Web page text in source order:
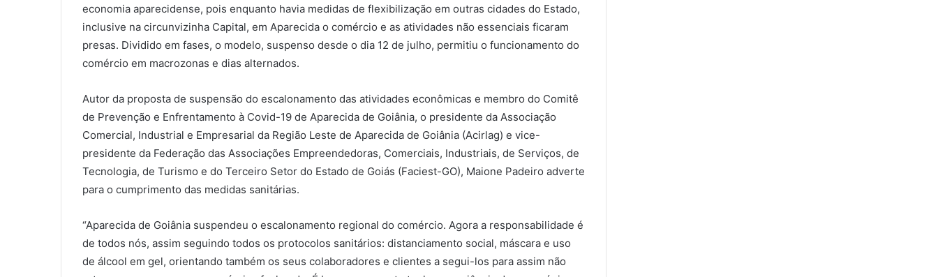
economia aparecidense, pois enquanto havia medidas de flexibilização em outras cidades do Estado,
inclusive na circunvizinha Capital, em Aparecida o comércio e as atividades não essenciais ficaram
presas. Dividido em fases, o modelo, suspenso desde o dia 12 de julho, permitiu o funcionamento do
comércio em macrozonas e dias alternados.
Autor da proposta de suspensão do escalonamento das atividades econômicas e membro do Comitê
de Prevenção e Enfrentamento à Covid-19 de Aparecida de Goiânia, o presidente da Associação
Comercial, Industrial e Empresarial da Região Leste de Aparecida de Goiânia (Acirlag) e vice-
presidente da Federação das Associações Empreendedoras, Comerciais, Industriais, de Serviços, de
Tecnologia, de Turismo e do Terceiro Setor do Estado de Goiás (Faciest-GO), Maione Padeiro adverte
para o cumprimento das medidas sanitárias.
“Aparecida de Goiânia suspendeu o escalonamento regional do comércio. Agora a responsabilidade é
de todos nós, assim seguindo todos os protocolos sanitários: distanciamento social, máscara e uso
de álcool em gel, orientando também os seus colaboradores e clientes a segui-los para assim não